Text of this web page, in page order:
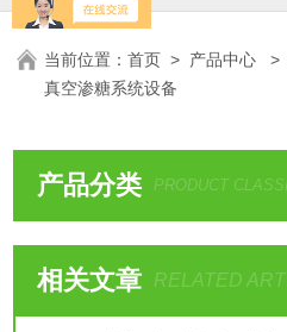
当前位置：首页 > 产品中心
真空渗糖系统设备
产品分类 PRODUCT
相关文章 RELATED